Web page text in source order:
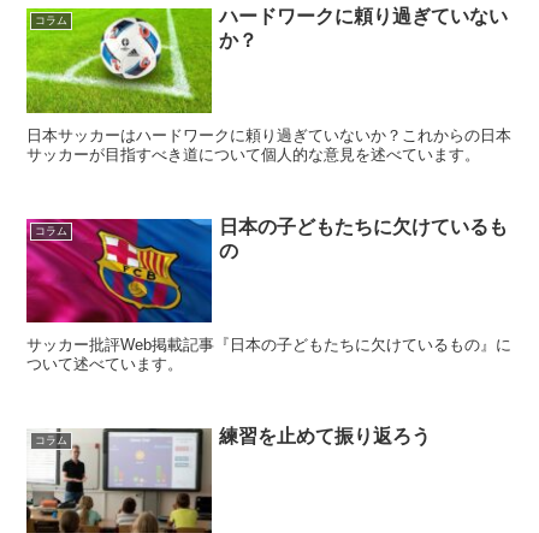
コラム
ハードワークに頼り過ぎていない
か？
日本サッカーはハードワークに頼り過ぎていないか？これからの日本
サッカーが目指すべき道について個人的な意見を述べています。
コラム
日本の子どもたちに欠けているも
の
サッカー批評Web掲載記事『日本の子どもたちに欠けているもの』に
ついて述べています。
コラム 練習を止めて振り返ろう